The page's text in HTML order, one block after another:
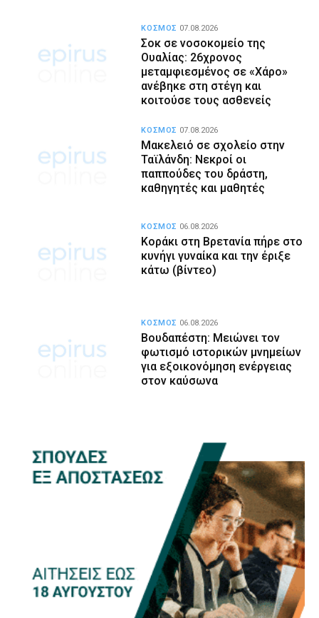
Σοκ σε νοσοκομείο της
Ουαλίας: 26χρονος
μεταμφιεσμένος σε «Χάρο»
ανέβηκε στη στέγη και
κοιτούσε τους ασθενείς
ΚΟΣΜΟΣ 07.08.2026
Μακελειό σε σχολείο στην
Ταϊλάνδη: Νεκροί οι
παππούδες του δράστη,
καθηγητές και μαθητές
ΚΟΣΜΟΣ 07.08.2026
Κοράκι στη Βρετανία πήρε στο
κυνήγι γυναίκα και την έριξε
κάτω (βίντεο)
ΚΟΣΜΟΣ 06.08.2026
Βουδαπέστη: Μειώνει τον
φωτισμό ιστορικών μνημείων
για εξοικονόμηση ενέργειας
στον καύσωνα
ΚΟΣΜΟΣ 06.08.2026